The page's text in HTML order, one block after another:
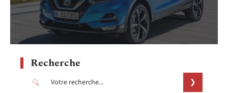
Recherche